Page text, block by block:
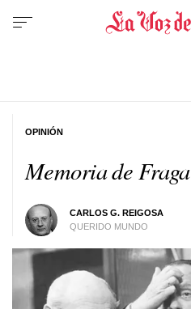
Memoria de Fraga
CARLOS G. REIGOSA
QUERIDO MUNDO
OPINIÓN